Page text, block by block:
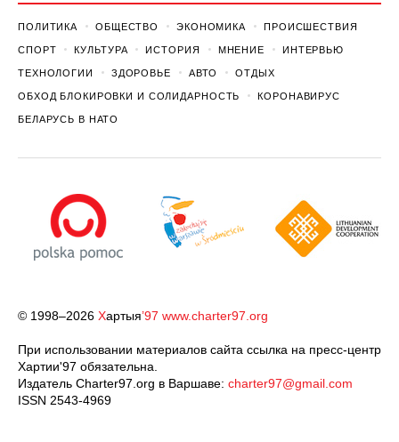
ПОЛИТИКА ОБЩЕСТВО ЭКОНОМИКА ПРОИСШЕСТВИЯ
СПОРТ КУЛЬТУРА ИСТОРИЯ МНЕНИЕ ИНТЕРВЬЮ
ТЕХНОЛОГИИ ЗДОРОВЬЕ АВТО ОТДЫХ
ОБХОД БЛОКИРОВКИ И СОЛИДАРНОСТЬ КОРОНАВИРУС
БЕЛАРУСЬ В НАТО
© 1998–2026 Хартыя’97 www.charter97.org
При использовании материалов сайта ссылка на пресс-центр
Хартии'97 обязательна.
Издатель Charter97.org в Варшаве: charter97@gmail.com
ISSN 2543-4969